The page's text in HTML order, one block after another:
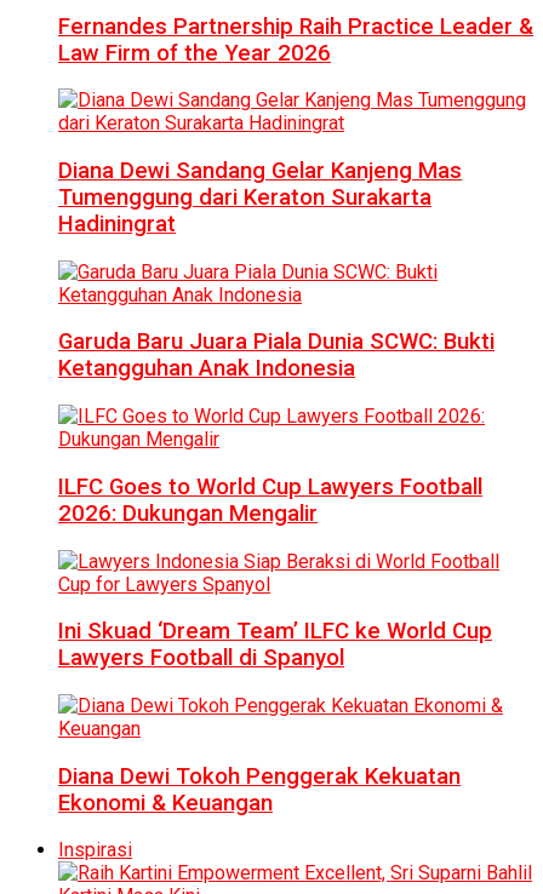
Fernandes Partnership Raih Practice Leader &
Law Firm of the Year 2026
Diana Dewi Sandang Gelar Kanjeng Mas
Tumenggung dari Keraton Surakarta
Hadiningrat
Garuda Baru Juara Piala Dunia SCWC: Bukti
Ketangguhan Anak Indonesia
ILFC Goes to World Cup Lawyers Football
2026: Dukungan Mengalir
Ini Skuad ‘Dream Team’ ILFC ke World Cup
Lawyers Football di Spanyol
Diana Dewi Tokoh Penggerak Kekuatan
Ekonomi & Keuangan
Inspirasi